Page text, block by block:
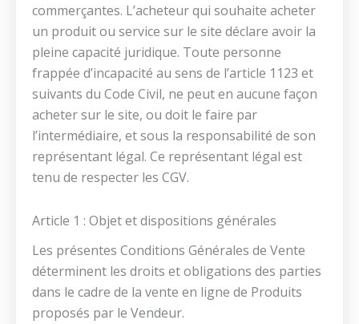
commerçantes. L’acheteur qui souhaite acheter
un produit ou service sur le site déclare avoir la
pleine capacité juridique. Toute personne
frappée d’incapacité au sens de l’article 1123 et
suivants du Code Civil, ne peut en aucune façon
acheter sur le site, ou doit le faire par
l’intermédiaire, et sous la responsabilité de son
représentant légal. Ce représentant légal est
tenu de respecter les CGV.
Article 1 : Objet et dispositions générales
Les présentes Conditions Générales de Vente
déterminent les droits et obligations des parties
dans le cadre de la vente en ligne de Produits
proposés par le Vendeur.